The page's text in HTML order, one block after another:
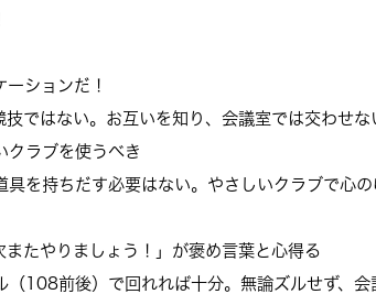
ションだ！
技ではない。お互いを知り、会議室では交わせ
クラブを使うべき
具を持ちだす必要はない。やさしいクラブで心
またやりましょう！」が褒め言葉と心得る
108前後）で回れれば十分。無論ズルせず、